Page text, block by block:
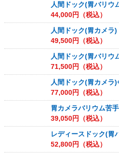
人間ドック(胃バリウ
44,000円（税込）
人間ドック(胃カメラ)
49,500円（税込）
人間ドック(胃バリウ
71,500円（税込）
人間ドック(胃カメラ
77,000円（税込）
胃カメラバリウム苦
39,050円（税込）
レディースドック(胃
52,800円（税込）